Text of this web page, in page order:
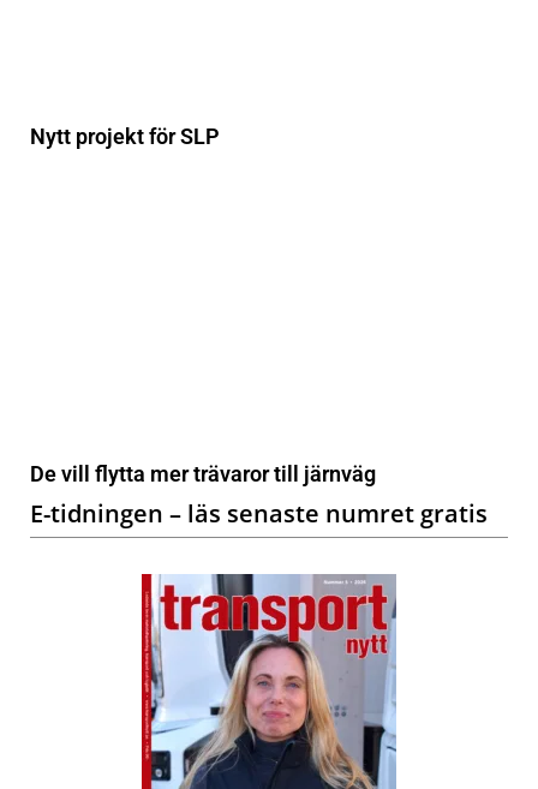
Nytt projekt för SLP
De vill flytta mer trävaror till järnväg
E-tidningen – läs senaste numret gratis